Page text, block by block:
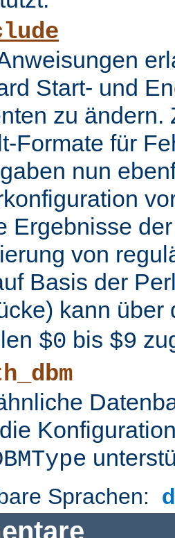
Start- und
zu ändern.
Formate für
nun
Ergebnisse
von
Basis der
kann über
$0 bis $9
Sprachen: